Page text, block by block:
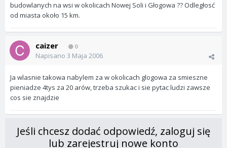
budowlanych na wsi w okolicach Nowej Soli i Głogowa ?? Odległosć
od miasta około 15 km.
caizer 0
Napisano 3 Maja 2006
Ja wlasnie takowa nabylem za w okolicach glogowa za smieszne
pieniadze 4tys za 20 arów, trzeba szukac i sie pytac ludzi zawsze
cos sie znajdzie
Jeśli chcesz dodać odpowiedź, zaloguj się
lub zarejestruj nowe konto